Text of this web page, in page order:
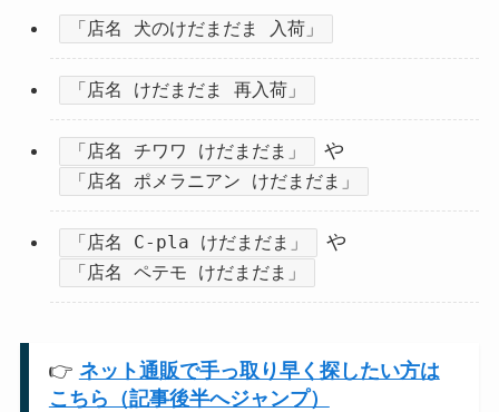
「店名 犬のけだまだま 入荷」
「店名 けだまだま 再入荷」
「店名 チワワ けだまだま」 や
「店名 ポメラニアン けだまだま」
「店名 C-pla けだまだま」 や
「店名 ペテモ けだまだま」
👉 ネット通販で手っ取り早く探したい方は
こちら（記事後半へジャンプ）